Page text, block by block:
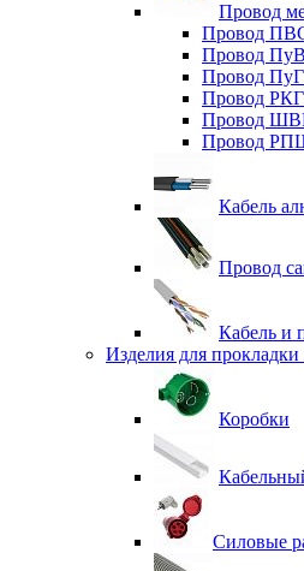
Провод
Провод
Провод ПуВ
Провод
Провод
Провод
Провод
Кабель
Провод
Кабель и
Изделия для
Коробки
Силовые